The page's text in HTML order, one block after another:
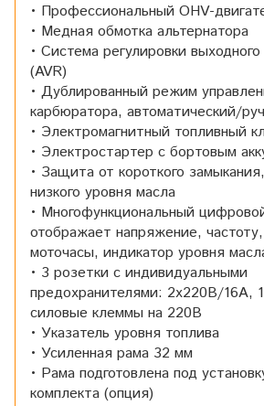
• Профессиональный OHV-
• Медная обмотка альтернатора
• Система регулировки
(AVR)
• Дублированный режим
карбюратора, автоматический/
• Электромагнитный топливный
• Электростартер с бортовым
• Защита от короткого
низкого уровня масла
• Многофункциональный
отображает напряжение,
моточасы, индикатор уровня
• 3 розетки с индивидуальными
предохранителями: 2х220В/16А,
силовые клеммы на 220В
• Указатель уровня топлива
• Усиленная рама 32 мм
• Рама подготовлена под
комплекта (опция)